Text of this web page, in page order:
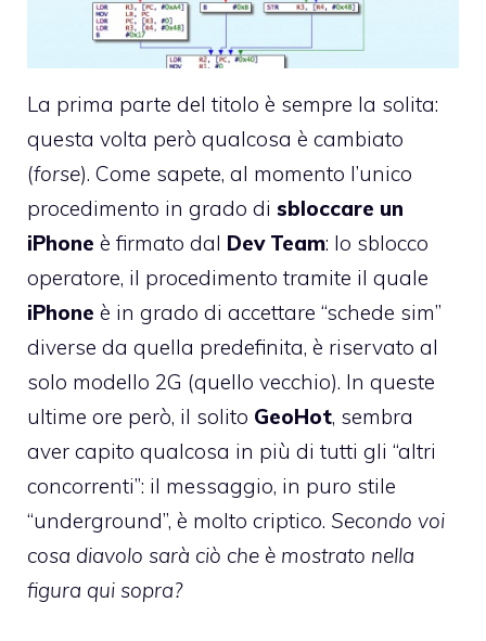
La prima parte del titolo è sempre la solita:
questa volta però qualcosa è cambiato
(forse). Come sapete, al momento l’unico
procedimento in grado di sbloccare un
iPhone è firmato dal Dev Team: lo sblocco
operatore, il procedimento tramite il quale
iPhone è in grado di accettare “schede sim”
diverse da quella predefinita, è riservato al
solo modello 2G (quello vecchio). In queste
ultime ore però, il solito GeoHot, sembra
aver capito qualcosa in più di tutti gli “altri
concorrenti”: il messaggio, in puro stile
“underground”, è molto criptico. Secondo voi
cosa diavolo sarà ciò che è mostrato nella
figura qui sopra?